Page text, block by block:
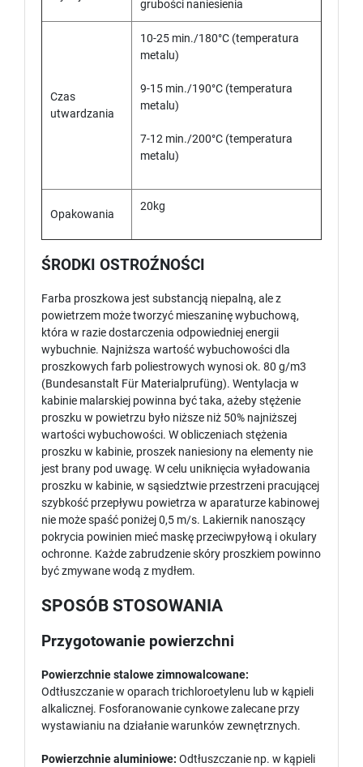
grubości naniesienia
Czas
utwardzania
10-25 min./180°C (temperatura
metalu)
9-15 min./190°C (temperatura
metalu)
7-12 min./200°C (temperatura
metalu)
Opakowania
20kg
ŚRODKI OSTROŹNOŚCI
Farba proszkowa jest substancją niepalną, ale z
powietrzem może tworzyć mieszaninę wybuchową,
która w razie dostarczenia odpowiedniej energii
wybuchnie. Najniższa wartość wybuchowości dla
proszkowych farb poliestrowych wynosi ok. 80 g/m3
(Bundesanstalt Für Materialprufüng). Wentylacja w
kabinie malarskiej powinna być taka, ażeby stężenie
proszku w powietrzu było niższe niż 50% najniższej
wartości wybuchowości. W obliczeniach stężenia
proszku w kabinie, proszek naniesiony na elementy nie
jest brany pod uwagę. W celu uniknięcia wyładowania
proszku w kabinie, w sąsiedztwie przestrzeni pracującej
szybkość przepływu powietrza w aparaturze kabinowej
nie może spaść poniżej 0,5 m/s. Lakiernik nanoszący
pokrycia powinien mieć maskę przeciwpyłową i okulary
ochronne. Każde zabrudzenie skóry proszkiem powinno
być zmywane wodą z mydłem.
SPOSÓB STOSOWANIA
Przygotowanie powierzchni
Powierzchnie stalowe zimnowalcowane:
Odtłuszczanie w oparach trichloroetylenu lub w kąpieli
alkalicznej. Fosforanowanie cynkowe zalecane przy
wystawianiu na działanie warunków zewnętrznych.
Powierzchnie aluminiowe: Odtłuszczanie np. w kąpieli